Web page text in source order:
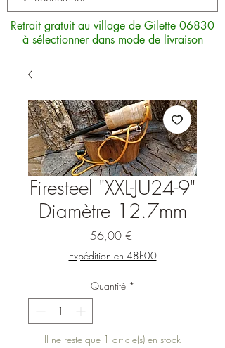
Retrait gratuit au village de Gilette 06830
à sélectionner dans mode de livraison
Firesteel "XXL-JU24-9"
Diamètre 12.7mm
56,00 €Prix
Expédition en 48h00
Quantité *
Il ne reste que 1 article(s) en stock